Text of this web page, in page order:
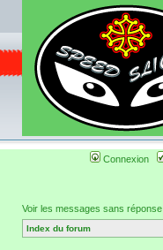
Connexion
Voir les messages sans réponse
Index du forum